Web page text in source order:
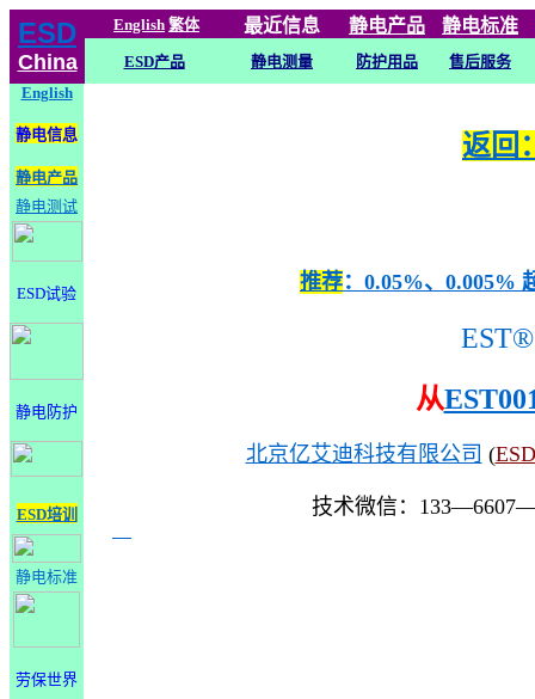
ESD
China
English 繁体 最近信息 静电产品 静电标准
ESD产品 静电测量 防护用品
售后服务
English
静电信息
静电产品
静电测试
ESD试验
静电防护
ESD培训
静电标准
劳保世界
返回
推荐：0.05%、0.005%
EST®
从
北京亿艾迪科技有限公司 (
技术微信：